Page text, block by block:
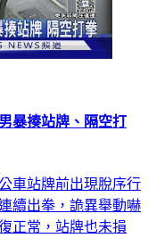
暴揍站牌、隔空打
車站牌前出現脫序行
續出拳，詭異舉動嚇
正常，站牌也未損